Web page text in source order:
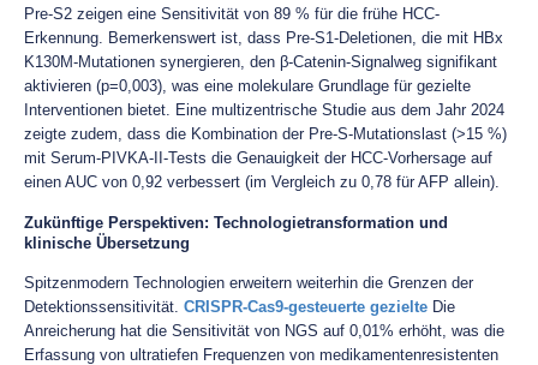
Pre-S2 zeigen eine Sensitivität von 89 % für die frühe HCC-
Erkennung. Bemerkenswert ist, dass Pre-S1-Deletionen, die mit HBx
K130M-Mutationen synergieren, den β-Catenin-Signalweg signifikant
aktivieren (p=0,003), was eine molekulare Grundlage für gezielte
Interventionen bietet. Eine multizentrische Studie aus dem Jahr 2024
zeigte zudem, dass die Kombination der Pre-S-Mutationslast (>15 %)
mit Serum-PIVKA-II-Tests die Genauigkeit der HCC-Vorhersage auf
einen AUC von 0,92 verbessert (im Vergleich zu 0,78 für AFP allein).
Zukünftige Perspektiven: Technologietransformation und
klinische Übersetzung
Spitzenmodern Technologien erweitern weiterhin die Grenzen der
Detektionssensitivität. CRISPR-Cas9-gesteuerte gezielte Die
Anreicherung hat die Sensitivität von NGS auf 0,01% erhöht, was die
Erfassung von ultratiefen Frequenzen von medikamentenresistenten